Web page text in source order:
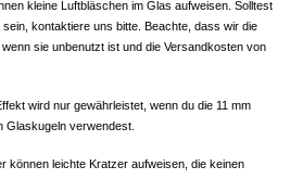
kleine Luftbläschen im Glas aufweisen. Solltest
kontaktiere uns bitte. Beachte, dass wir die
sie unbenutzt ist und die Versandkosten von
wird nur gewährleistet, wenn du die 11 mm
Glaskugeln verwendest.
können leichte Kratzer aufweisen, die keinen